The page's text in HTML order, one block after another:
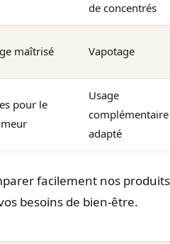
de concentrés
maîtrisé Vapotage
pour le
Usage
complémentaire
adapté
facilement nos
besoins de bien-être.